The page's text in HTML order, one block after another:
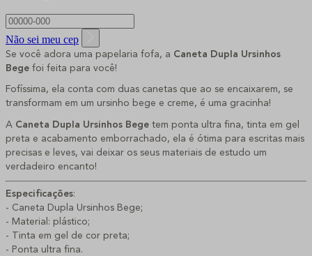
Não sei meu cep
Se você adora uma papelaria fofa, a Caneta Dupla Ursinhos
Bege foi feita para você!
Fofíssima, ela conta com duas canetas que ao se encaixarem, se
transformam em um ursinho bege e creme, é uma gracinha!
A Caneta Dupla Ursinhos Bege tem ponta ultra fina, tinta em gel
preta e acabamento emborrachado, ela é ótima para escritas mais
precisas e leves, vai deixar os seus materiais de estudo um
verdadeiro encanto!
Especificações:
- Caneta Dupla Ursinhos Bege;
- Material: plástico;
- Tinta em gel de cor preta;
- Ponta ultra fina.